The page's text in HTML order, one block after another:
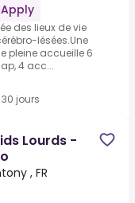
des lieux de vie
lésées.Une
pleine accueille 6
4 acc...
jours
Lourds -
, FR